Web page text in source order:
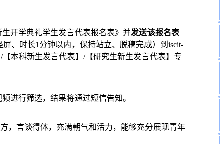
开学典礼学生发言代表报名表》并发送该报名表
屏、时长1分钟以内，保持站立、脱稿完成）到iscit-
本科新生发言代表】/【研究生新生发言代表】专
进行筛选，结果将通过短信告知。
，言谈得体，充满朝气和活力，能够充分展现青年